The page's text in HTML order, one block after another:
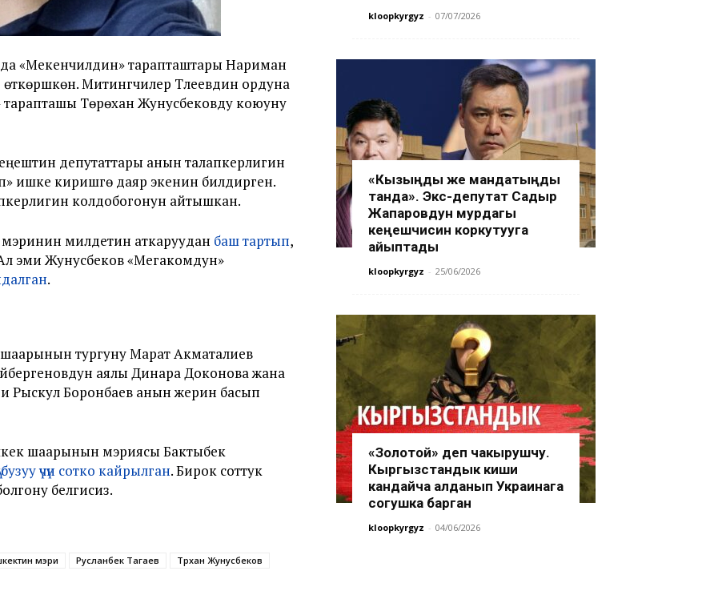
«Мекенчилдин» тарапташтары Нариман
Митингчилер Түлеевдин ордуна
Төрөхан Жунусбековду коюуну
депутаттары анын талапкерлигин
ишке киришүүгө даяр экенин билдирген.
колдобогонун айтышкан.
милдетин аткаруудан баш тартып,
эми Жунусбеков «Мегакомдун»
.
тургуну Марат Акматалиев
аялы Динара Доконова жана
Рыскул Боронбаев анын жерин басып
шаарынын мэриясы Бактыбек
бузуу үчүн сотко кайрылган. Бирок соттук
белгисиз.
мэри Русланбек Тагаев Төрөхан Жунусбеков
kloopkyrgyz - 07/07/2026
«Кызыңды же мандатыңды
танда». Экс-депутат Садыр
Жапаровдун мурдагы
кеңешчисин коркутууга
айыптады
kloopkyrgyz - 25/06/2026
«Золотой» деп чакырушчу.
Кыргызстандык киши
кандайча алданып Украинага
согушка барган
kloopkyrgyz - 04/06/2026